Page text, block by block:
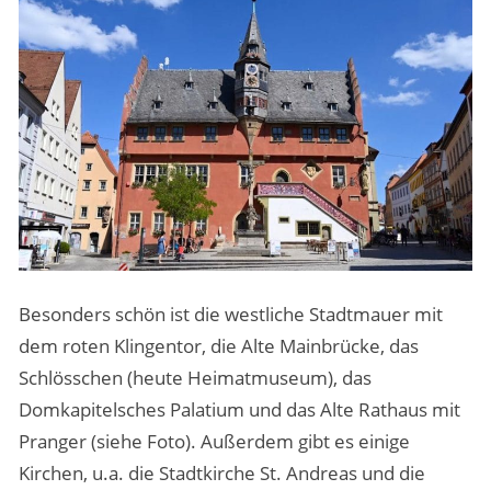
Besonders schön ist die westliche Stadtmauer mit
dem roten Klingentor, die Alte Mainbrücke, das
Schlösschen (heute Heimatmuseum), das
Domkapitelsches Palatium und das Alte Rathaus mit
Pranger (siehe Foto). Außerdem gibt es einige
Kirchen, u.a. die Stadtkirche St. Andreas und die